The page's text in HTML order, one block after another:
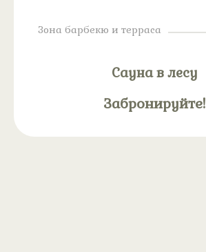
Зона барбекю и терраса
Сауна в лесу
Забронируйте!